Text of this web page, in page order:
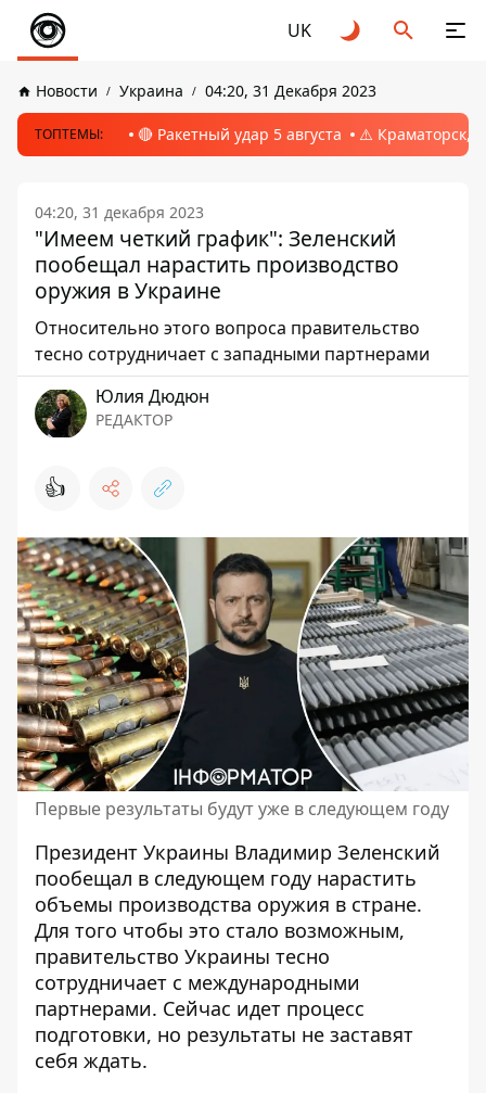
UK
Новости Украина 04:20, 31 Декабря 2023
ТОПТЕМЫ: 🔴 Ракетный удар 5 августа ⚠️ Краматорск,
04:20, 31 декабря 2023
"Имеем четкий график": Зеленский
пообещал нарастить производство
оружия в Украине
Относительно этого вопроса правительство
тесно сотрудничает с западными партнерами
Юлия Дюдюн
РЕДАКТОР
👍
Первые результаты будут уже в следующем году
Президент Украины Владимир Зеленский
пообещал в следующем году нарастить
объемы производства оружия в стране.
Для того чтобы это стало возможным,
правительство Украины тесно
сотрудничает с международными
партнерами. Сейчас идет процесс
подготовки, но результаты не заставят
себя ждать.